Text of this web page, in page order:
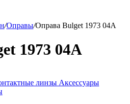
/Оправы/Оправа Bulget 1973 04A
1973 04A
линзы Аксессуары